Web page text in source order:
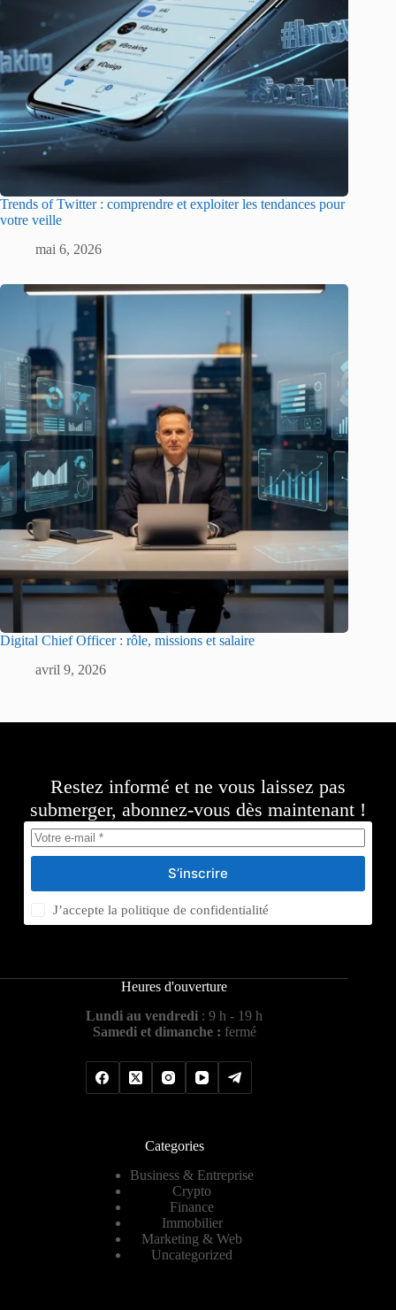
Trends of Twitter : comprendre et exploiter les tendances pour
votre veille
mai 6, 2026
Digital Chief Officer : rôle, missions et salaire
avril 9, 2026
Restez informé et ne vous laissez pas
submerger, abonnez-vous dès maintenant !
S’inscrire
J’accepte lapolitique de confidentialité
Heures d'ouverture
Lundi au vendredi : 9 h - 19 h
Samedi et dimanche : fermé
Categories
Business & Entreprise
Crypto
Finance
Immobilier
Marketing & Web
Uncategorized